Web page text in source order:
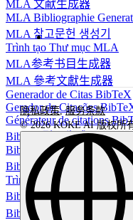
MLA 文献生成器
MLA Bibliographie
MLA 참고문헌 생성기
Trình tạo Thư mục MLA
MLA参考书目生成器
MLA 參考文獻生成器
Generador de Citas BibTeX
Gerador de Citações
Générateur de citations
BibTeX引用生成器
BibTeX-Zitationsgenerator
BibTeX 인용 생성기
Trình tạo trích dẫn BibTeX
BibTeX 引用生成器
BibTeX 引用生成器
隐私政策,服务条款
© 2026 KOKE AI 版权所